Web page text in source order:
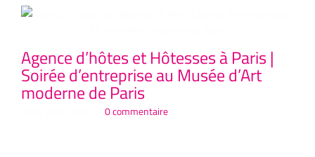
Agence d’hôtes et Hôtesses à Paris |
Soirée d’entreprise au Musée d’Art
moderne de Paris
0 commentaire